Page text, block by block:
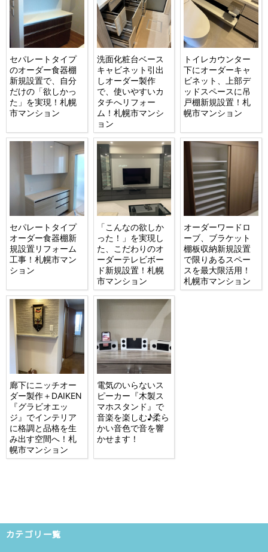
セパレートタイプ
のオーダー食器棚
新規設置で、自分
だけの「欲しかっ
た」を実現！札幌
市マンション
洗面化粧台ベース
キャビネット引出
しオーダー製作
で、使いやすいカ
タチへリフォー
ム！札幌市マンシ
ョン
トイレカウンター
下にオーダーキャ
ビネット、上部デ
ッドスペースに吊
戸棚新規設置！札
幌市マンション
セパレートタイプ
オーダー食器棚新
規設置リフォーム
工事！札幌市マン
ション
「こんなの欲しか
った！」を実現し
た、こだわりのオ
ーダーテレビボー
ド新規設置！札幌
市マンション
オーダーワードロ
ーブ、ブラケット
棚板収納新規設置
で限りあるスペー
スを最大限活用！
札幌市マンション
廊下にニッチオー
ダー製作＋DAIKEN
『グラビオエッ
ジ』でインテリア
に格調と品格を生
み出す空間へ！札
幌市マンション
電気のいらないス
ピーカー『木製ス
マホスタンド』で
音楽を楽しむ♪柔ら
かい音色で音を響
かせます！
カテゴリ一覧